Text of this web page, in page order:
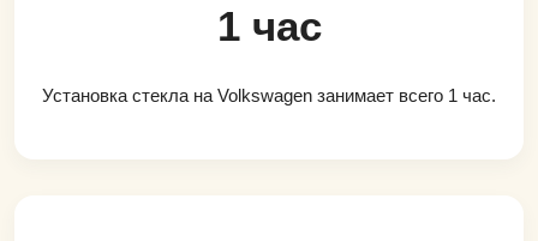
1 час
Установка стекла на Volkswagen занимает всего 1 час.